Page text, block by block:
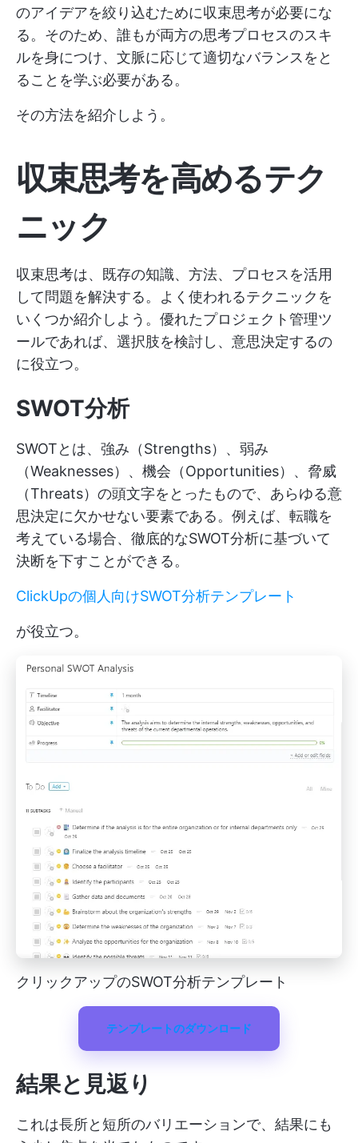
のアイデアを絞り込むために収束思考が必要にな
る。そのため、誰もが両方の思考プロセスのスキ
ルを身につけ、文脈に応じて適切なバランスをと
ることを学ぶ必要がある。
その方法を紹介しよう。
収束思考を高めるテク
ニック
収束思考は、既存の知識、方法、プロセスを活用
して問題を解決する。よく使われるテクニックを
いくつか紹介しよう。優れたプロジェクト管理ツ
ールであれば、選択肢を検討し、意思決定するの
に役立つ。
SWOT分析
SWOTとは、強み（Strengths）、弱み
（Weaknesses）、機会（Opportunities）、脅威
（Threats）の頭文字をとったもので、あらゆる意
思決定に欠かせない要素である。例えば、転職を
考えている場合、徹底的なSWOT分析に基づいて
決断を下すことができる。
ClickUpの個人向けSWOT分析テンプレート
が役立つ。
クリックアップのSWOT分析テンプレート
テンプレートのダウンロード
結果と見返り
これは長所と短所のバリエーションで、結果にも